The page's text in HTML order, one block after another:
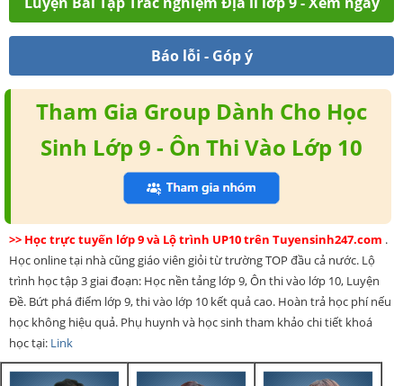
Báo lỗi - Góp ý
Tham Gia Group Dành Cho Học
Sinh Lớp 9 - Ôn Thi Vào Lớp 10
>> Học trực tuyến lớp 9 và Lộ trình UP10 trên Tuyensinh247.com .
Học online tại nhà cũng giáo viên giỏi từ trường TOP đầu cả nước. Lộ
trình học tập 3 giai đoạn: Học nền tảng lớp 9, Ôn thi vào lớp 10, Luyện
Đề. Bứt phá điểm lớp 9, thi vào lớp 10 kết quả cao. Hoàn trả học phí nếu
học không hiệu quả. Phụ huynh và học sinh tham khảo chi tiết khoá
học tại: Link